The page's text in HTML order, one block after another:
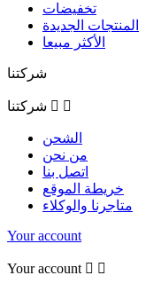
تخفيضات
المنتجات الجديدة
الأكثر مبيعا
شركتنا
شركتنا  
الشحن
من نحن
اتصل بنا
خريطة الموقع
متاجرنا والوكلاء
Your account
Your account  